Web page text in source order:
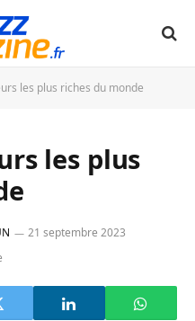
les plus riches du monde
les plus
21 septembre 2023